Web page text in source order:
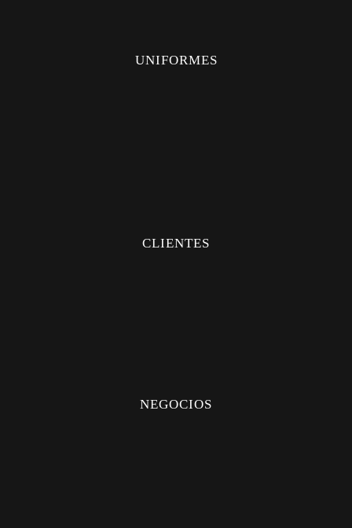
UNIFORMES
CLIENTES
NEGOCIOS